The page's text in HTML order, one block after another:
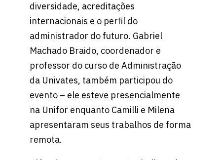
diversidade, acreditações
internacionais e o perfil do
administrador do futuro. Gabriel
Machado Braido, coordenador e
professor do curso de Administração
da Univates, também participou do
evento – ele esteve presencialmente
na Unifor enquanto Camilli e Milena
apresentaram seus trabalhos de forma
remota.